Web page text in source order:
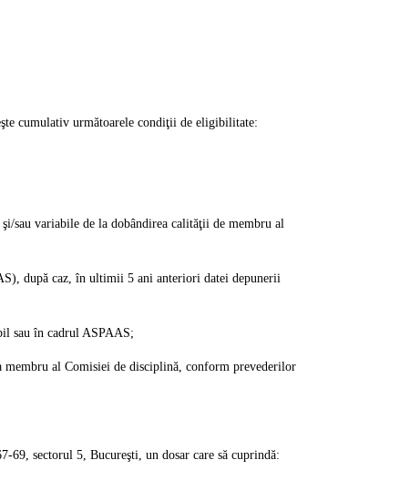
cumulativ următoarele condiţii de eligibilitate:
sau variabile de la dobândirea calităţii de membru al
după caz, în ultimii 5 ani anteriori datei depunerii
sau în cadrul ASPAAS;
membru al Comisiei de disciplină, conform prevederilor
69, sectorul 5, Bucureşti,un dosar care să cuprindă: